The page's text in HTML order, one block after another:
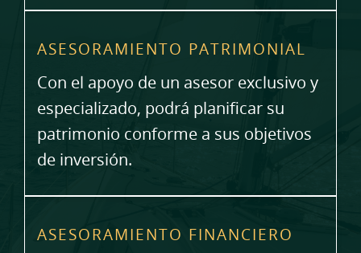
ASESORAMIENTO PATRIMONIAL
Con el apoyo de un asesor exclusivo y
especializado, podrá planificar su
patrimonio conforme a sus objetivos
de inversión.
ASESORAMIENTO FINANCIERO